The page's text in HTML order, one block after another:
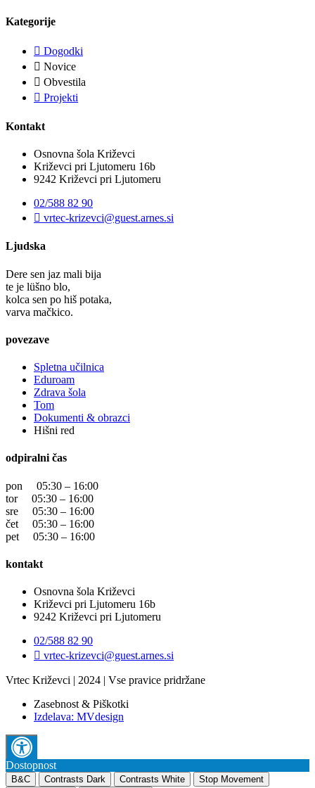
Kategorije
Dogodki
Novice
Obvestila
Projekti
Kontakt
Osnovna šola Križevci
Križevci pri Ljutomeru 16b
9242 Križevci pri Ljutomeru
02/588 82 90
vrtec-krizevci@guest.arnes.si
Ljudska
Dere sen jaz mali bija
te je lüšno blo,
kolca sen po hiš potaka,
varva mačkico.
povezave
Spletna učilnica
Eduroam
Zdrava šola
Tom
Dokumenti & obrazci
Hišni red
odpiralni čas
pon 05:30 – 16:00
tor 05:30 – 16:00
sre 05:30 – 16:00
čet 05:30 – 16:00
pet 05:30 – 16:00
kontakt
Osnovna šola Križevci
Križevci pri Ljutomeru 16b
9242 Križevci pri Ljutomeru
02/588 82 90
vrtec-krizevci@guest.arnes.si
Vrtec Križevci | 2024 | Vse pravice pridržane
Zasebnost & Piškotki
Izdelava: MVdesign
Dostopnost
B&C Contrasts Dark Contrasts White
Stop Movement